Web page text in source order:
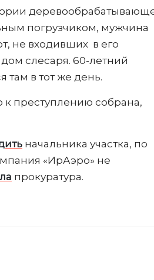
погрузчиком, мужчина
не входивших в его
слесаря. 60-летний
там в тот же день.
к преступлению собрана,
начальника участка, по
«ИрАэро» не
прокуратура.